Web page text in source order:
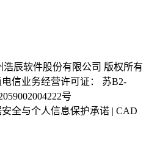
浩辰软件股份有限公司 版权所有
信业务经营许可证： 苏B2-
号
全与个人信息保护承诺 | CAD